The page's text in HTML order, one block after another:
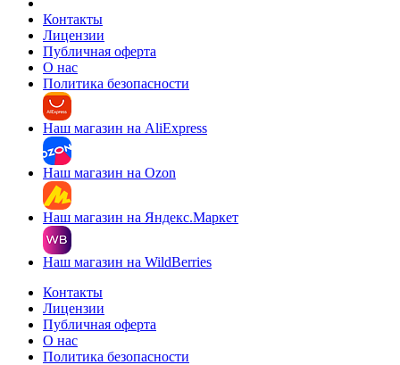
Контакты
Лицензии
Публичная оферта
О нас
Политика безопасности
Наш магазин на AliExpress
Наш магазин на Ozon
Наш магазин на Яндекс.Маркет
Наш магазин на WildBerries
Контакты
Лицензии
Публичная оферта
О нас
Политика безопасности